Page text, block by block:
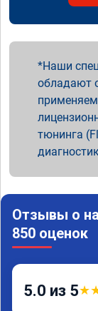
Наши
обладают
тюнинга
Отзывы о
850 оценок
5.0 из 5★